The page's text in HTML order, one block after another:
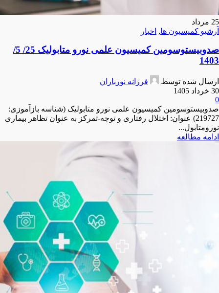
25 مرداد
آرشیو کمیسیون ها, اخبار
صدوبیستوسومین کمیسیون علمی نورو متابولیک 25/ 5/
1403
ارسال شده توسط
فرزانه نورباران
30 خرداد 1405
0
صدوبیستوسومین کمیسیون علمی نورو متابولیک (شناسه بازآموزی:
219727) عنوان: اختلال رفتاری و توجه-تمرکز به عنوان تظاهر بیماری
نورومتابول...
ادامه مطالعه